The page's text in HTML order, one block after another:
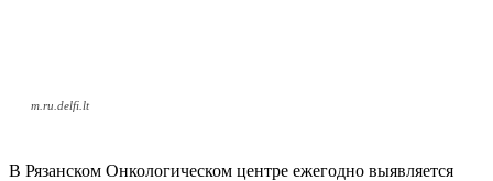
m.ru.delfi.lt
В Рязанском Онкологическом центре ежегодно выявляется